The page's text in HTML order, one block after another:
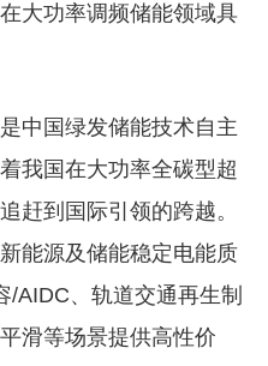
大功率调频储能领域具
中国绿发储能技术自主
我国在大功率全碳型超
赶到国际引领的跨越。
能源及储能稳定电能质
AIDC、轨道交通再生制
滑等场景提供高性价